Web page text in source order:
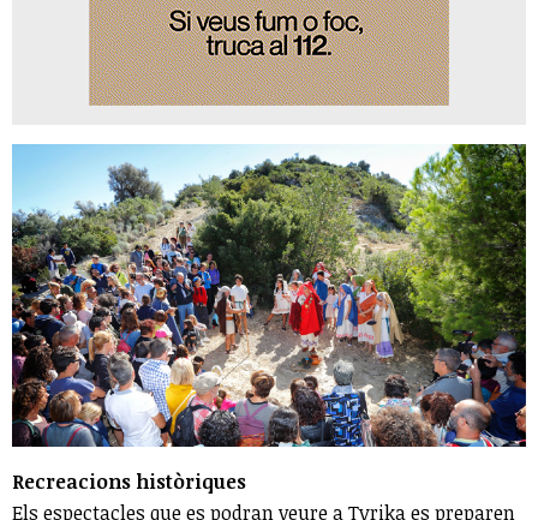
Recreacions històriques
Els espectacles que es podran veure a Tyrika es preparen